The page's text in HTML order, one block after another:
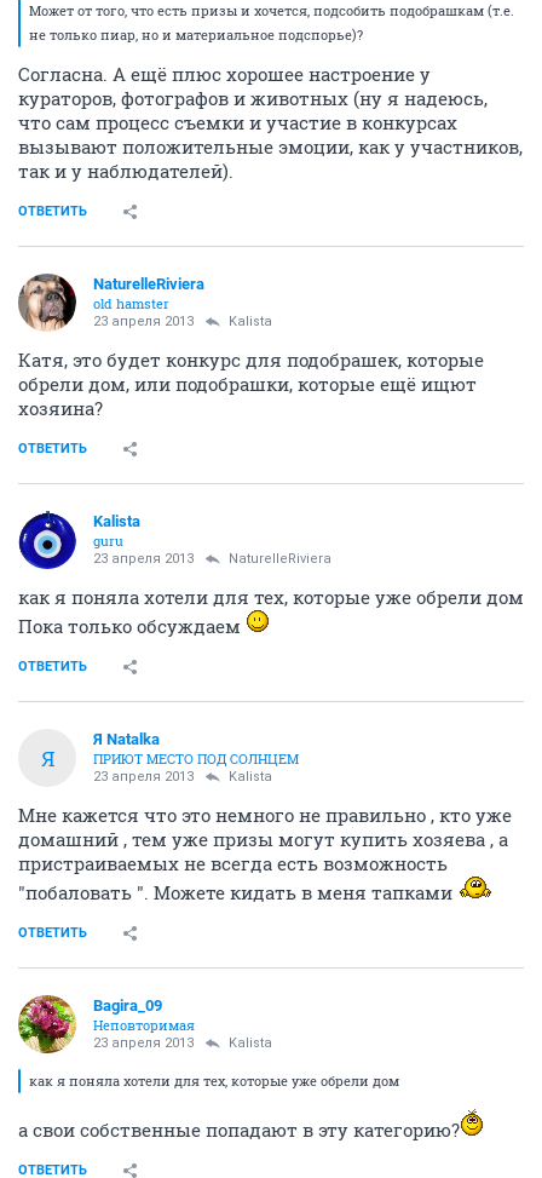
Может от того, что есть призы и хочется, подсобить подобрашкам (т.е.
не только пиар, но и материальное подспорье)?
Согласна. А ещё плюс хорошее настроение у
кураторов, фотографов и животных (ну я надеюсь,
что сам процесс съемки и участие в конкурсах
вызывают положительные эмоции, как у участников,
так и у наблюдателей).
ОТВЕТИТЬ
NaturelleRiviera
old hamster
23 апреля 2013 Kalista
Катя, это будет конкурс для подобрашек, которые
обрели дом, или подобрашки, которые ещё ищют
хозяина?
ОТВЕТИТЬ
Kalista
guru
23 апреля 2013 NaturelleRiviera
как я поняла хотели для тех, которые уже обрели дом
Пока только обсуждаем
ОТВЕТИТЬ
Я
Я Natalka
ПРИЮТ МЕСТО ПОД СОЛНЦЕМ
23 апреля 2013 Kalista
Мне кажется что это немного не правильно , кто уже
домашний , тем уже призы могут купить хозяева , а
пристраиваемых не всегда есть возможность
"побаловать ". Можете кидать в меня тапками
ОТВЕТИТЬ
Bagira_09
Неповторимая
23 апреля 2013 Kalista
как я поняла хотели для тех, которые уже обрели дом
а свои собственные попадают в эту категорию?
ОТВЕТИТЬ